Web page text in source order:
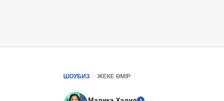
ШОУБИЗ ЖЕКЕ ӨМІР